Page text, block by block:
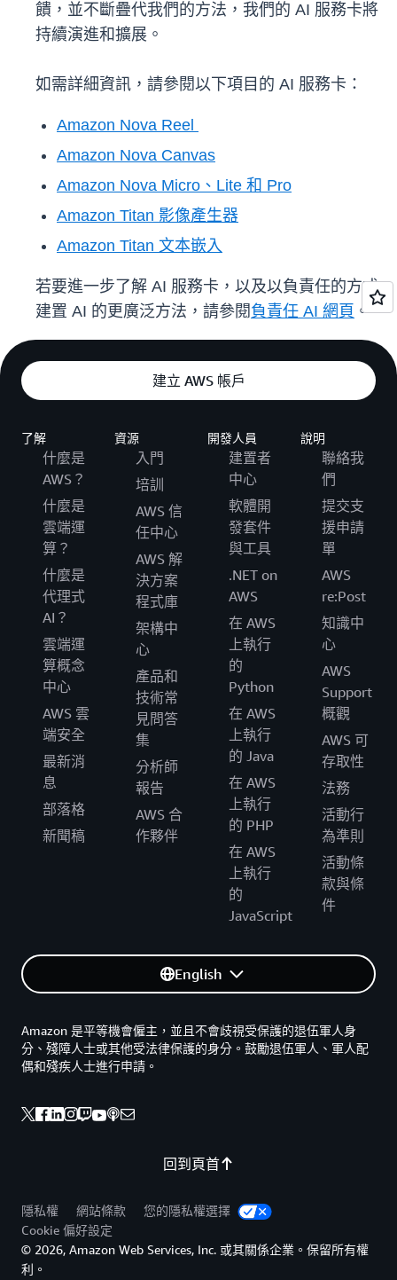
饋，並不斷疊代我們的方法，我們的 AI 服務卡將
持續演進和擴展。
如需詳細資訊，請參閱以下項目的 AI 服務卡：
Amazon Nova Reel
Amazon Nova Canvas
Amazon Nova Micro、Lite 和 Pro
Amazon Titan 影像產生器
Amazon Titan 文本嵌入
若要進一步了解 AI 服務卡，以及以負責任的方式
建置 AI 的更廣泛方法，請參閱負責任 AI 網頁 。
建立 AWS 帳戶
了解
什麼是
AWS？
什麼是
雲端運
算？
什麼是
代理式
AI？
雲端運
算概念
中心
AWS 雲
端安全
最新消
息
部落格
新聞稿
資源
入門
培訓
AWS 信
任中心
AWS 解
決方案
程式庫
架構中
心
產品和
技術常
見問答
集
分析師
報告
AWS 合
作夥伴
開發人員
建置者
中心
軟體開
發套件
與工具
.NET on
AWS
在 AWS
上執行
的
Python
在 AWS
上執行
的 Java
在 AWS
上執行
的 PHP
在 AWS
上執行
的
JavaScript
說明
聯絡我
們
提交支
援申請
單
AWS
re:Post
知識中
心
AWS
Support
概觀
AWS 可
存取性
法務
活動行
為準則
活動條
款與條
件
English
回到頁首
Amazon 是平等機會僱主，並且不會歧視受保護的退伍軍人身
分、殘障人士或其他受法律保護的身分。鼓勵退伍軍人、軍人配
偶和殘疾人士進行申請。
隱私權 網站條款
您的隱私權選擇
Cookie 偏好設定
© 2026, Amazon Web Services, Inc. 或其關係企業。保留所有權
利。